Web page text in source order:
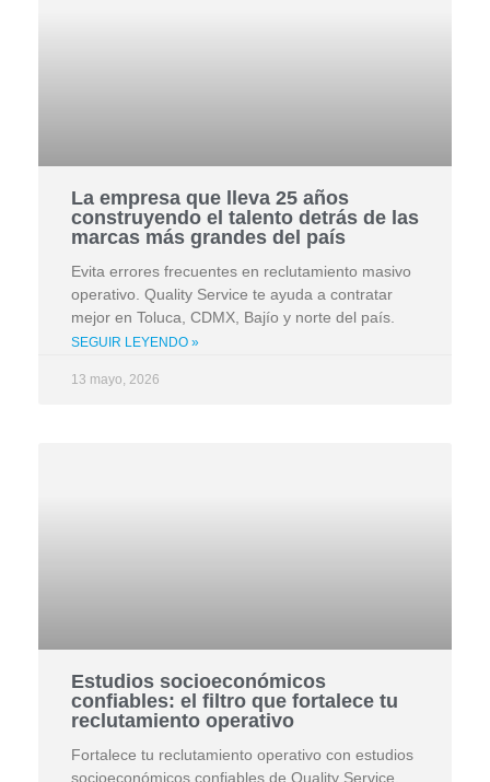
La empresa que lleva 25 años
construyendo el talento detrás de las
marcas más grandes del país
Evita errores frecuentes en reclutamiento masivo
operativo. Quality Service te ayuda a contratar
mejor en Toluca, CDMX, Bajío y norte del país.
SEGUIR LEYENDO »
13 mayo, 2026
Estudios socioeconómicos
confiables: el filtro que fortalece tu
reclutamiento operativo
Fortalece tu reclutamiento operativo con estudios
socioeconómicos confiables de Quality Service.